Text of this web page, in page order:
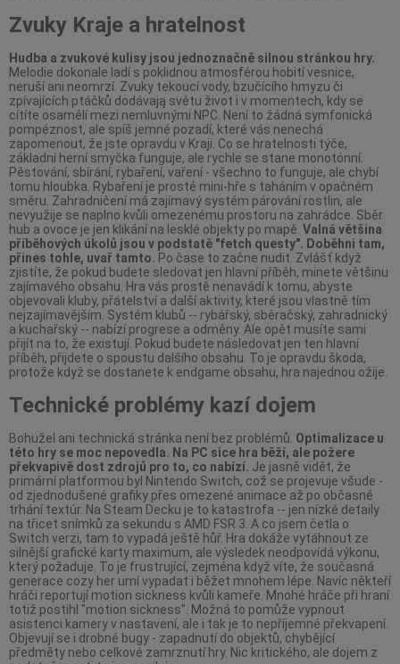
Zvuky Kraje a hratelnost
Hudba a zvukové kulisy jsou jednoznačně silnou stránkou hry.
Melodie dokonale ladí s poklidnou atmosférou hobití vesnice,
neruší ani neomrzí. Zvuky tekoucí vody, bzučícího hmyzu či
zpívajících ptáčků dodávają světu život i v momentech, kdy se
cítíte osamělí mezi nemluvnými NPC. Není to žádná symfonická
pompéznost, ale spíš jemné pozadí, které vás nenechá
zapomenout, že jste opravdu v Kraji. Co se hratelnosti týče,
základní herní smyčka funguje, ale rychle se stane monotónní.
Pěstování, sbírání, rybaření, vaření - všechno to funguje, ale chybí
tomu hloubka. Rybaření je prosté mini-hře s taháním v opačném
směru. Zahradničení má zajímavý systém párování rostlin, ale
nevyužije se naplno kvůli omezenému prostoru na zahrádce. Sběr
hub a ovoce je jen klikání na lesklé objekty po mapě. Valná většina
příběhových úkolů jsou v podstatě "fetch questy". Doběhni tam,
přines tohle, uvař tamto. Po čase to začne nudit. Zvlášť když
zjistíte, že pokud budete sledovat jen hlavní příběh, minete většinu
zajímavého obsahu. Hra vás prostě nenavádí k tomu, abyste
objevovali kluby, přátelství a další aktivity, které jsou vlastně tím
nejzajímavějším. Systém klubů -- rybářský, sběračský, zahradnický
a kuchařský -- nabízí progrese a odměny. Ale opět musíte sami
přijít na to, že existují. Pokud budete následovat jen ten hlavní
příběh, přijdete o spoustu dalšího obsahu. To je opravdu škoda,
protože když se dostanete k endgame obsahu, hra najednou ožije.
Technické problémy kazí dojem
Bohužel ani technická stránka není bez problémů. Optimalizace u
této hry se moc nepovedla. Na PC sice hra běží, ale požere
překvapivě dost zdrojů pro to, co nabízí. Je jasně vidět, že
primární platformou byl Nintendo Switch, což se projevuje všude -
od zjednodušené grafiky přes omezené animace až po občasné
trhání textúr. Na Steam Decku je to katastrofa -- jen nízké detaily
na třicet snímků za sekundu s AMD FSR 3. A co jsem četla o
Switch verzi, tam to vypadá ještě hůř. Hra dokáže vytáhnout ze
silnější grafické karty maximum, ale výsledek neodpovídá výkonu,
který požaduje. To je frustrující, zejména když víte, že současná
generace cozy her umí vypadat i běžet mnohem lépe. Navíc někteří
hráči reportují motion sickness kvůli kameře. Mnohé hráče při hraní
totiž postihl "motion sickness". Možná to pomůže vypnout
asistenci kamery v nastavení, ale i tak je to nepříjemné překvapení.
Objevují se i drobné bugy - zapadnutí do objektů, chybějící
předměty nebo celkové zamrznutí hry. Nic kritického, ale dojem z